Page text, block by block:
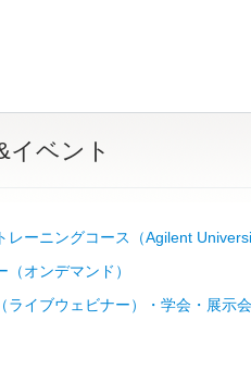
イベント
レーニングコース（Agilent
（オンデマンド）
ライブウェビナー）・学会・展示